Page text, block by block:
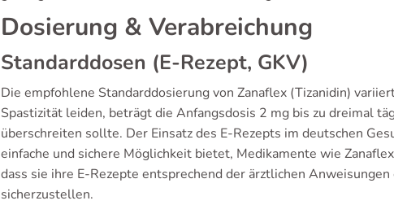
Dosierung & Verabreichung
Standarddosen (E-Rezept, GKV)
Die empfohlene Standarddosierung von Zanaflex (Tizanidin)
Spastizität leiden, beträgt die Anfangsdosis 2 mg bis zu dreimal
überschreiten sollte. Der Einsatz des E-Rezepts im deutschen
einfache und sichere Möglichkeit bietet, Medikamente wie
dass sie ihre E-Rezepte entsprechend der ärztlichen
sicherzustellen.